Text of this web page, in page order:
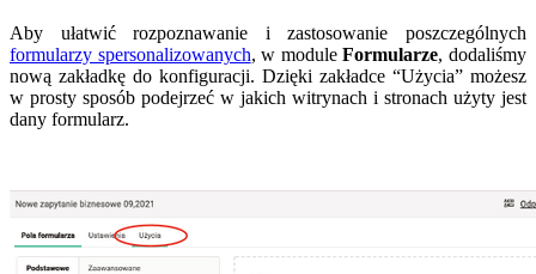
Aby ułatwić rozpoznawanie i zastosowanie poszczególnych
formularzy spersonalizowanych, w moduleFormularze, dodaliśmy
nową zakładkę do konfiguracji. Dzięki zakładce “Użycia” możesz
w prosty sposób podejrzeć w jakich witrynach i stronach użyty jest
dany formularz.